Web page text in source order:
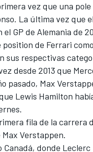
vez que una
La última vez que
GP de Alemania de
position de Ferrari
sus respectivas
desde 2013 que
pasado, Max
Lewis Hamilton
fila de la carrera
Max Verstappen.
Canadá, donde